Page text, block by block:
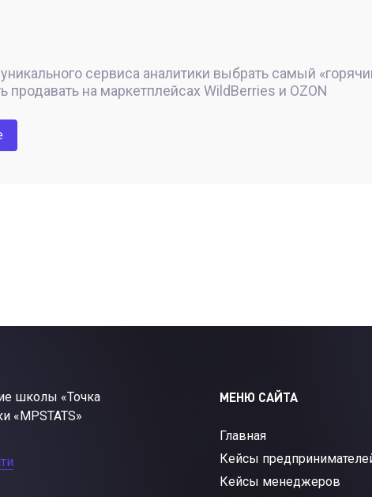
сервиса аналитики выбрать самый
продавать на маркетплейсах WildBerries и OZON
школы «Точка
«MPSTATS»
МЕНЮ САЙТА
Главная
Кейсы
Кейсы менеджеров